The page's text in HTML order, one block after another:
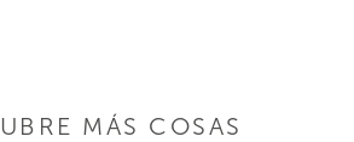
MÁS COSAS